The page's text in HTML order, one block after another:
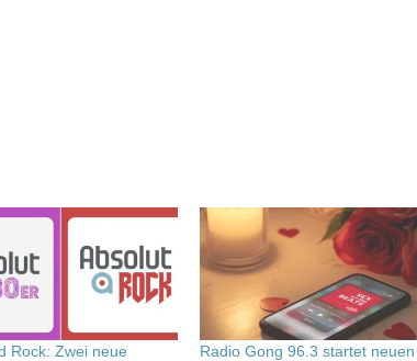
Rock: Zwei neue
Radio Gong 96.3 startet neuen